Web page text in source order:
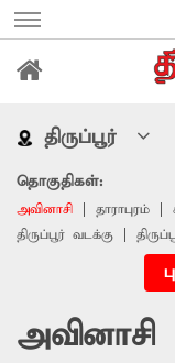
திருப்பூர்
தொகுதிகள்:
அவினாசி தாராபுரம்
திருப்பூர் வடக்கு